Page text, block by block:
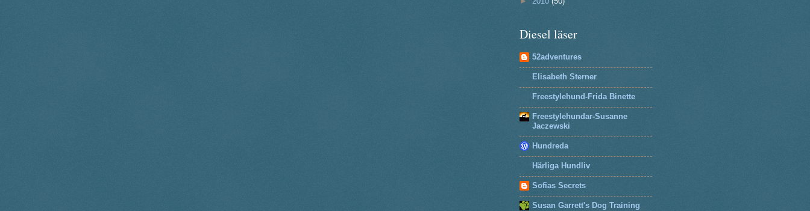
Diesel läser
52adventures
Elisabeth Sterner
Freestylehund-Frida Binette
Freestylehundar-Susanne
Jaczewski
Hundreda
Härliga Hundliv
Sofias Secrets
Susan Garrett's Dog Training